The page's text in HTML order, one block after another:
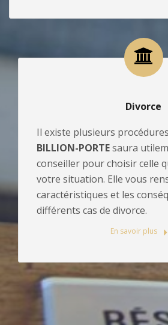
Divorce
Il existe plusieurs
BILLION-PORTEsaura
conseiller pour choisir celle
votre situation. Elle vous
caractéristiques et les
différents cas de divorce.
En savoir plus